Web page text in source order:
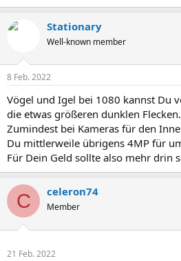
Stationary
Well-known member
8 Feb. 2022
Vögel und Igel bei 1080 kannst Du
die etwas größeren dunklen
Zumindest bei Kameras für den
Du mittlerweile übrigens 4MP für
Für Dein Geld sollte also mehr drin
C celeron74
Member
21 Feb. 2022